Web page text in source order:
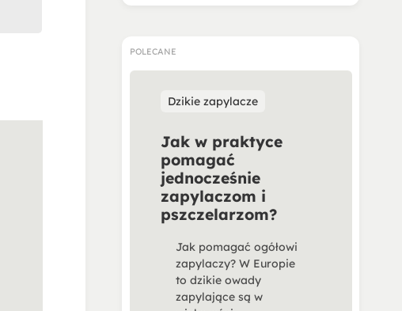
POLECANE
Dzikie zapylacze
Jak w praktyce
pomagać
jednocześnie
zapylaczom i
pszczelarzom?
Jak pomagać ogółowi
zapylaczy? W Europie
to dzikie owady
zapylające są w